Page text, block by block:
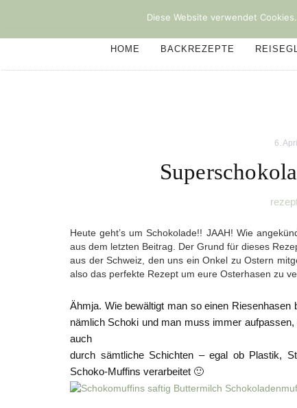
HOME BACKREZEPTE
6.
Heute geht’s um Schokolade!! JAAH! Wie
aus dem letzten Beitrag. Der Grund für dieses
aus der Schweiz, den uns ein Onkel zu Ostern
also das perfekte Rezept um eure Osterhasen zu
Ähmja. Wie bewältigt man so einen
nämlich Schoki und man muss immer
auch
durch sämtliche Schichten – egal ob Plastik,
Schoko-Muffins verarbeitet 🙂
Diese Website verwendet